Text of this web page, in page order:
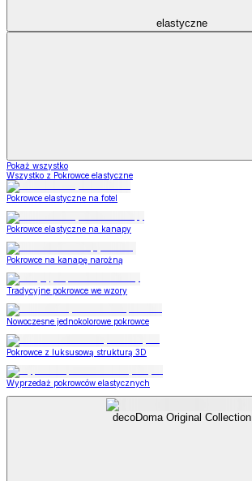
elastyczne
Pokaż wszystko
Wszystko z Pokrowce elastyczne
Pokrowce elastyczne na fotel
Pokrowce elastyczne na kanapy
Pokrowce na kanapę narożną
Tradycyjne pokrowce we wzory
Nowoczesne jednokolorowe pokrowce
Pokrowce z luksusową strukturą 3D
Wyprzedaż pokrowców elastycznych
decoDoma Original Collection